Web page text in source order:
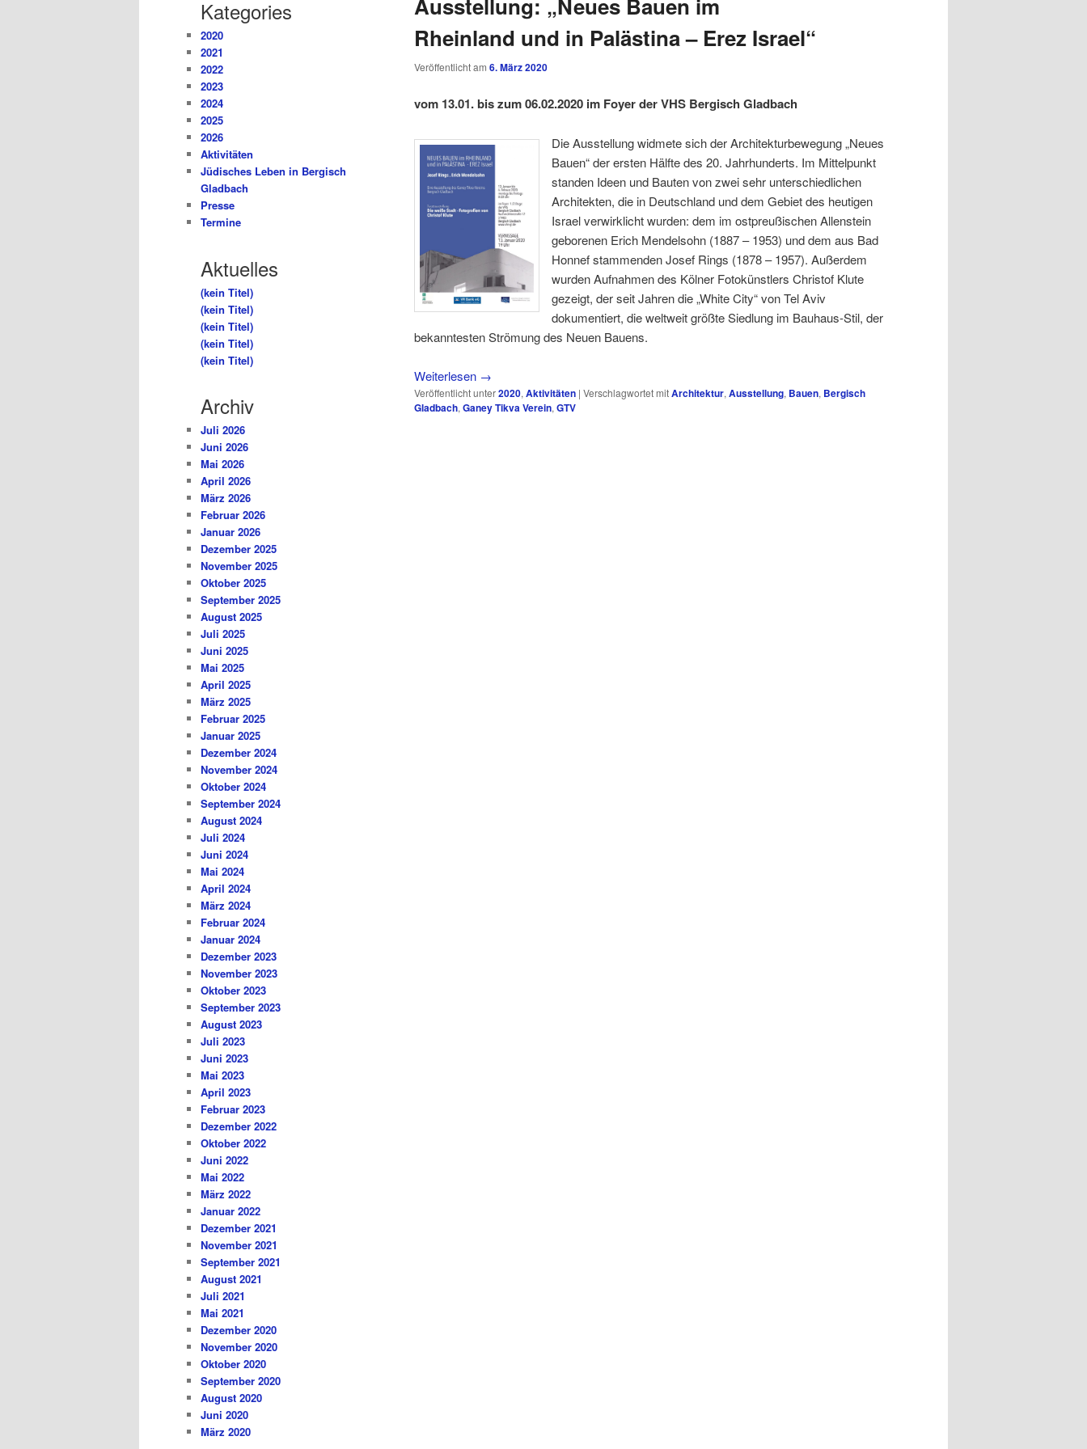
Ausstellung: „Neues Bauen im
Rheinland und in Palästina – Erez Israel“
Veröffentlicht am 6. März 2020
vom 13.01. bis zum 06.02.2020 im Foyer der VHS Bergisch Gladbach
Die Ausstellung widmete sich der Architekturbewegung „Neues
Bauen“ der ersten Hälfte des 20. Jahrhunderts. Im Mittelpunkt
standen Ideen und Bauten von zwei sehr unterschiedlichen
Architekten, die in Deutschland und dem Gebiet des heutigen
Israel verwirklicht wurden: dem im ostpreußischen Allenstein
geborenen Erich Mendelsohn (1887 – 1953) und dem aus Bad
Honnef stammenden Josef Rings (1878 – 1957). Außerdem
wurden Aufnahmen des Kölner Fotokünstlers Christof Klute
gezeigt, der seit Jahren die „White City“ von Tel Aviv
dokumentiert, die weltweit größte Siedlung im Bauhaus-Stil, der
bekanntesten Strömung des Neuen Bauens.
Weiterlesen →
Veröffentlicht unter2020, Aktivitäten | Verschlagwortet mitArchitektur, Ausstellung, Bauen, Bergisch
Gladbach, Ganey Tikva Verein, GTV
Kategories
2020
2021
2022
2023
2024
2025
2026
Aktivitäten
Jüdisches Leben in Bergisch
Gladbach
Presse
Termine
Aktuelles
(kein Titel)
(kein Titel)
(kein Titel)
(kein Titel)
(kein Titel)
Archiv
Juli 2026
Juni 2026
Mai 2026
April 2026
März 2026
Februar 2026
Januar 2026
Dezember 2025
November 2025
Oktober 2025
September 2025
August 2025
Juli 2025
Juni 2025
Mai 2025
April 2025
März 2025
Februar 2025
Januar 2025
Dezember 2024
November 2024
Oktober 2024
September 2024
August 2024
Juli 2024
Juni 2024
Mai 2024
April 2024
März 2024
Februar 2024
Januar 2024
Dezember 2023
November 2023
Oktober 2023
September 2023
August 2023
Juli 2023
Juni 2023
Mai 2023
April 2023
Februar 2023
Dezember 2022
Oktober 2022
Juni 2022
Mai 2022
März 2022
Januar 2022
Dezember 2021
November 2021
September 2021
August 2021
Juli 2021
Mai 2021
Dezember 2020
November 2020
Oktober 2020
September 2020
August 2020
Juni 2020
März 2020